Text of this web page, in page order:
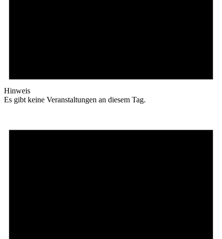
Hinweis
Es gibt keine Veranstaltungen an diesem Tag.